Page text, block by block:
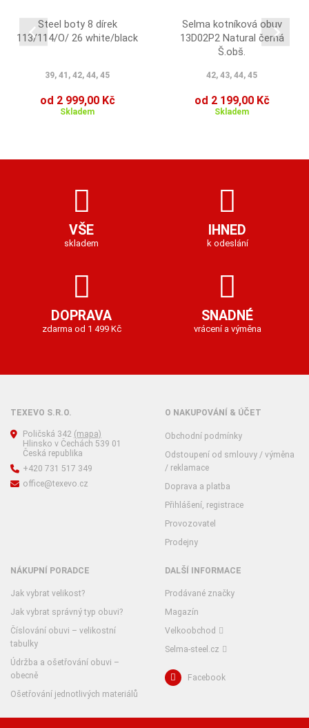
Steel boty 8 dírek
113/114/O/ 26 white/black
39, 41, 42, 44, 45
od 2 999,00 Kč
Skladem
Selma kotníková obuv
13D02P2 Natural černá
Š.obš.
42, 43, 44, 45
od 2 199,00 Kč
Skladem
VŠE
skladem
IHNED
k odeslání
DOPRAVA
zdarma od 1 499 Kč
SNADNÉ
vrácení a výměna
TEXEVO S.R.O.
Poličská 342 (mapa)
Hlinsko v Čechách 539 01
Česká republika
+420 731 517 349
office@texevo.cz
O NAKUPOVÁNÍ & ÚČET
Obchodní podmínky
Odstoupení od smlouvy / výměna
/ reklamace
Doprava a platba
Přihlášení, registrace
Provozovatel
Prodejny
NÁKUPNÍ PORADCE
Jak vybrat velikost?
Jak vybrat správný typ obuvi?
Číslování obuvi – velikostní
tabulky
Údržba a ošetřování obuvi –
obecně
Ošetřování jednotlivých materiálů
DALŠÍ INFORMACE
Prodávané značky
Magazín
Velkoobchod
Selma-steel.cz
Facebook